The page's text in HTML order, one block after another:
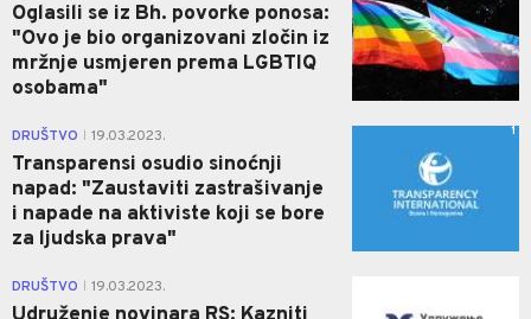
Oglasili se iz Bh. povorke ponosa:
"Ovo je bio organizovani zločin iz
mržnje usmjeren prema LGBTIQ
osobama"
DRUŠTVO 19.03.2023.
Transparensi osudio sinoćnji
napad: "Zaustaviti zastrašivanje
i napade na aktiviste koji se bore
za ljudska prava"
1
DRUŠTVO 19.03.2023.